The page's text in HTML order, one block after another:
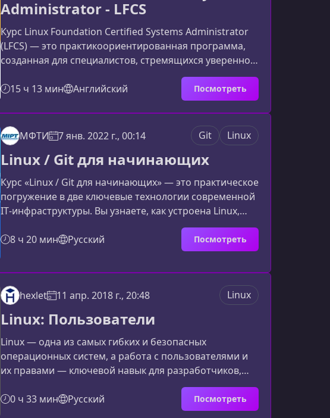
Administrator - LFCS
Курс Linux Foundation Certified Systems Administrator
(LFCS) — это практикоориентированная программа,
созданная для специалистов, стремящихся уверенно
работать с Linux и успешно сдать экзамен LFCS.
Материал курса сочетает теорию, реальные сценарии
и сложные лабораторные задания, обеспечивая
глубокое понимание системного
администрирования.Зачем изучать
администрирование Linux?Linux остаётся ключевым
элементом корпоративной инфраструктуры, DevOp
15 ч 13 мин Английский Посмотреть
МФТИ 7 янв. 2022 г., 00:14 Git Linux
Linux / Git для начинающих
Курс «Linux / Git для начинающих» — это практическое
погружение в две ключевые технологии современной
IT‑инфраструктуры. Вы узнаете, как устроена Linux,
научитесь уверенно работать в терминале,
взаимодействовать с удалёнными серверами и
освоите Git — стандарт де‑факто для контроля версий
и GitLinux используется практически во всех крупных
IT‑компаниях и доминирует в серверной
инфраструктуре по
8 ч 20 мин Русский Посмотреть
hexlet 11 апр. 2018 г., 20:48 Linux
Linux: Пользователи
Linux — одна из самых гибких и безопасных
операционных систем, а работа с пользователями и
их правами — ключевой навык для разработчиков,
администраторов и всех, кто взаимодействует с
серверными средами. Этот материал поможет понять
основы управления пользователями в Linux и
0 ч 33 мин Русский Посмотреть